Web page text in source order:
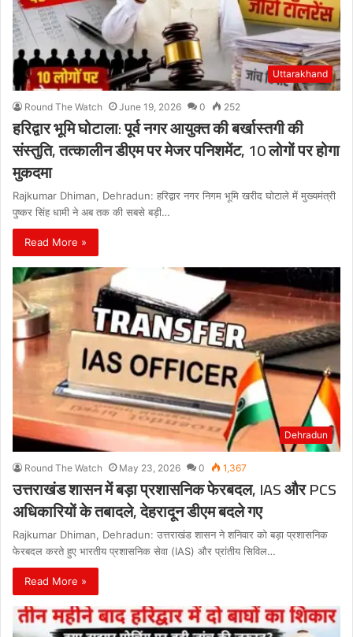
Uttarakhand
Round The Watch June 19, 2026 0 252
हरिद्वार भूमि घोटाला: पूर्व नगर आयुक्त की बर्खास्तगी की
संस्तुति, तत्कालीन डीएम पर मेजर पनिशमेंट, 10 लोगों पर होगा
मुकदमा
Rajkumar Dhiman, Dehradun: हरिद्वार नगर निगम भूमि खरीद घोटाले में मुख्यमंत्री
पुष्कर सिंह धामी ने अब तक की सबसे बड़ी…
Read More »
Dehradun
Round The Watch May 23, 2026 0 1,367
उत्तराखंड शासन में बड़ा प्रशासनिक फेरबदल, IAS और PCS
अधिकारियों के तबादले, देहरादून डीएम बदले गए
Rajkumar Dhiman, Dehradun: उत्तराखंड शासन ने शनिवार को बड़ा प्रशासनिक
फेरबदल करते हुए भारतीय प्रशासनिक सेवा (IAS) और प्रांतीय सिविल…
Read More »